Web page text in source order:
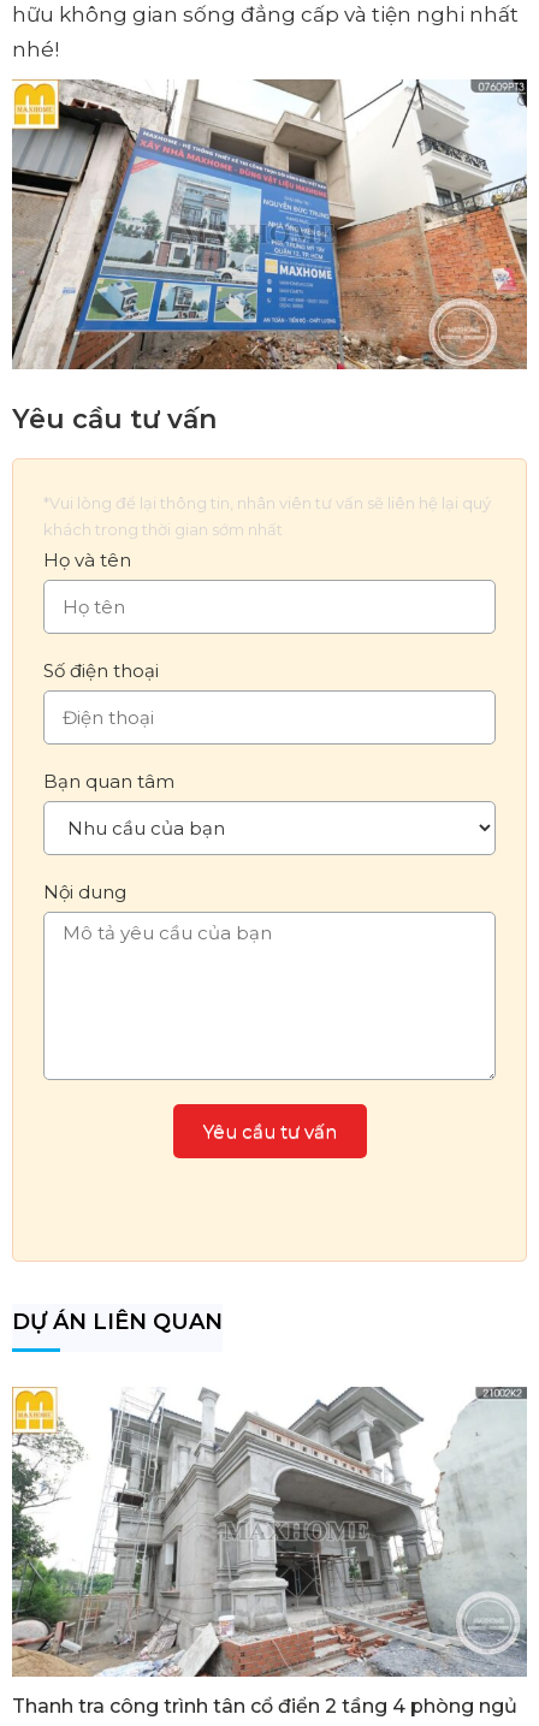
hữu không gian sống đẳng cấp và tiện nghi nhất
nhé!
Yêu cầu tư vấn
*Vui lòng để lại thông tin, nhân viên tư vấn sẽ liên hệ lại quý
khách trong thời gian sớm nhất
Họ và tên
Số điện thoại
Bạn quan tâm
Nội dung
DỰ ÁN LIÊN QUAN
Thanh tra công trình tân cổ điển 2 tầng 4 phòng ngủ